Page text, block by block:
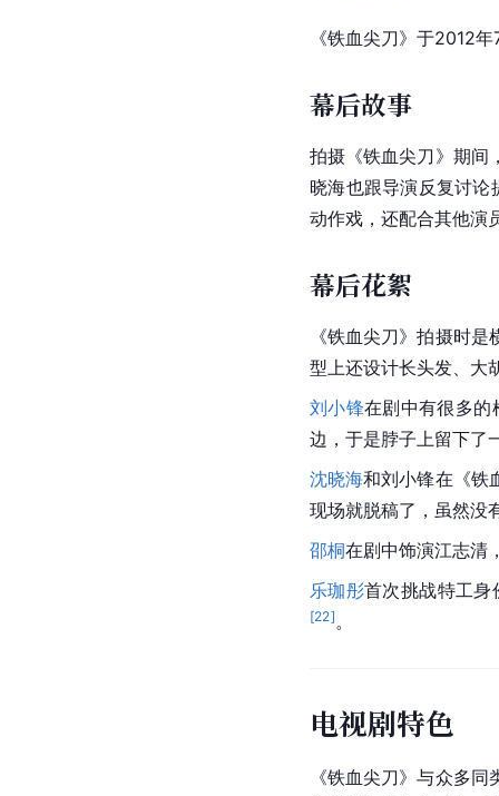
《铁血尖刀》于2012
幕后故事
拍摄《铁血尖刀》期间
晓海也跟导演反复讨论
动作戏，还配合其他演
幕后花絮
《铁血尖刀》拍摄时
型上还设计长头发、大
刘小锋在剧中有很多的
边，于是脖子上留下了
沈晓海和刘小锋在《铁
现场就脱稿了，虽然没
邵桐在剧中饰演江志清
乐珈彤首次挑战特工身
[22]。
电视剧特色
《铁血尖刀》与众多